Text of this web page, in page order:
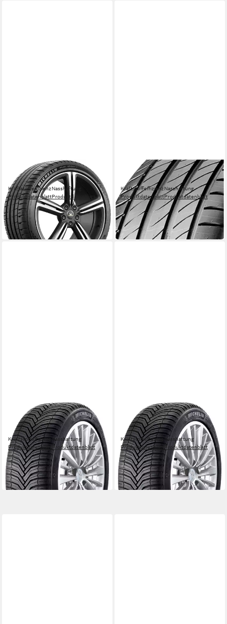
MICHELIN
Sommerreifen MICHELIN
Kraftstoffeffizienz
Produktdatenblatt
Nasshaftung
Produktdatenblatt
ab 274,99 € UVP288,99 €
-5%
in 4-5 Werktagen bei dir
MICHELIN
Sommerreifen Pilot Sport 4
Kraftstoffeffizienz
Produktdatenblatt
Nasshaftung
Produktdatenblatt
329,00 € UVP 347,99 €
-5%
in 4-5 Werktagen bei dir
MICHELIN
Ganzjahresreifen Cross
Climate
Kraftstoffeffizienz
Produktdatenblatt
Nasshaftung
Produktdatenblatt
359,00 € UVP 380,99 €
-6%
in 4-5 Werktagen bei dir
MICHELIN
Ganzjahresreifen Cross
Climate SUV XL FSL
Kraftstoffeffizienz
Produktdatenblatt
Nasshaftung
Produktdatenblatt
309,00 € UVP 331,99 €
-7%
in 4-5 Werktagen bei dir